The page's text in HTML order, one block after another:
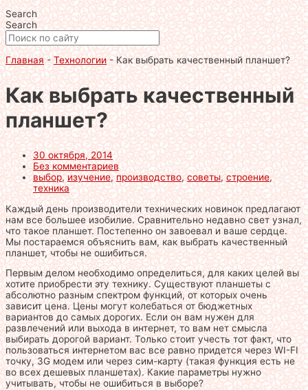
Search
Search
Главная-Технологии-Как выбрать качественный планшет?
Как выбрать качественный
планшет?
30 октября, 2014
Без комментариев
выбор,изучение,производство,советы,строение,
техника
Каждый день производители технических новинок предлагают
нам все большее изобилие. Сравнительно недавно свет узнал,
что такое планшет. Постепенно он завоевал и ваше сердце.
Мы постараемся объяснить вам, как выбрать качественный
планшет, чтобы не ошибиться.
Первым делом необходимо определиться, для каких целей вы
хотите приобрести эту технику. Существуют планшеты с
абсолютно разным спектром функций, от которых очень
зависит цена. Цены могут колебаться от бюджетных
вариантов до самых дорогих. Если он вам нужен для
развлечений или выхода в интернет, то вам нет смысла
выбирать дорогой вариант. Только стоит учесть тот факт, что
пользоваться интернетом вас все равно придется через WI-FI
точку, 3G модем или через сим-карту (такая функция есть не
во всех дешевых планшетах). Какие параметры нужно
учитывать, чтобы не ошибиться в выборе?